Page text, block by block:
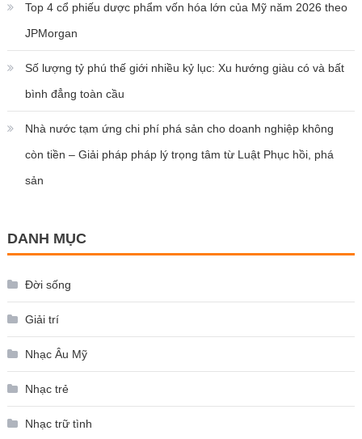
Top 4 cổ phiếu dược phẩm vốn hóa lớn của Mỹ năm 2026 theo
JPMorgan
Số lượng tỷ phú thế giới nhiều kỷ lục: Xu hướng giàu có và bất
bình đẳng toàn cầu
Nhà nước tạm ứng chi phí phá sản cho doanh nghiệp không
còn tiền – Giải pháp pháp lý trọng tâm từ Luật Phục hồi, phá
sản
DANH MỤC
Đời sống
Giải trí
Nhạc Âu Mỹ
Nhạc trẻ
Nhạc trữ tình